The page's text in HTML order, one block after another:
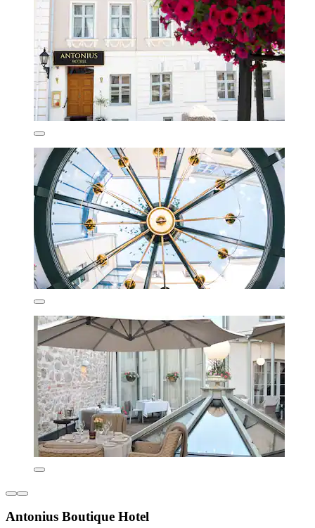
Antonius Boutique Hotel